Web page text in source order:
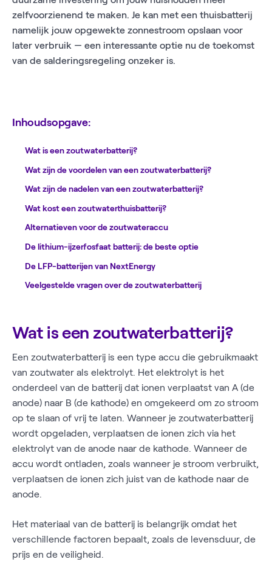
zelfvoorzienend te maken. Je kan met een thuisbatterij
namelijk jouw opgewekte zonnestroom opslaan voor
later verbruik — een interessante optie nu de toekomst
van de salderingsregeling onzeker is.
Inhoudsopgave:
Wat is een zoutwaterbatterij?
Wat zijn de voordelen van een zoutwaterbatterij?
Wat zijn de nadelen van een zoutwaterbatterij?
Wat kost een zoutwaterthuisbatterij?
Alternatieven voor de zoutwateraccu
De lithium-ijzerfosfaat batterij: de beste optie
De LFP-batterijen van NextEnergy
Veelgestelde vragen over de zoutwaterbatterij
Wat is een zoutwaterbatterij?
Een zoutwaterbatterij is een type accu die gebruikmaakt
van zoutwater als elektrolyt. Het elektrolyt is het
onderdeel van de batterij dat ionen verplaatst van A (de
anode) naar B (de kathode) en omgekeerd om zo stroom
op te slaan of vrij te laten. Wanneer je zoutwaterbatterij
wordt opgeladen, verplaatsen de ionen zich via het
elektrolyt van de anode naar de kathode. Wanneer de
accu wordt ontladen, zoals wanneer je stroom verbruikt,
verplaatsen de ionen zich juist van de kathode naar de
anode.
Het materiaal van de batterij is belangrijk omdat het
verschillende factoren bepaalt, zoals de levensduur, de
prijs en de veiligheid.